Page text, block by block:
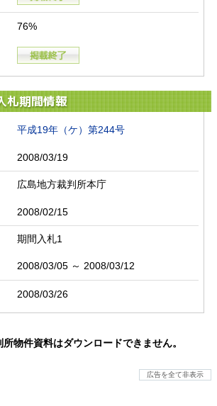
76%
札期間情報
平成19年（ケ）第244号
2008/03/19
広島地方裁判所本庁
2008/02/15
期間入札1
2008/03/05 ～ 2008/03/12
2008/03/26
物件資料はダウンロードできません。
広告を全て非表示